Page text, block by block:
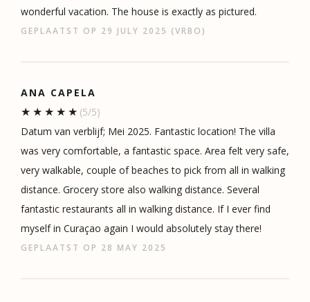
wonderful vacation. The house is exactly as pictured.
GEPLAATST OP 29 JULY 2025 (VRBO)
ANA CAPELA
(5/5)
Datum van verblijf; Mei 2025. Fantastic location! The villa
was very comfortable, a fantastic space. Area felt very safe,
very walkable, couple of beaches to pick from all in walking
distance. Grocery store also walking distance. Several
fantastic restaurants all in walking distance. If I ever find
myself in Curaçao again I would absolutely stay there!
GEPLAATST OP 28 MAY 2025